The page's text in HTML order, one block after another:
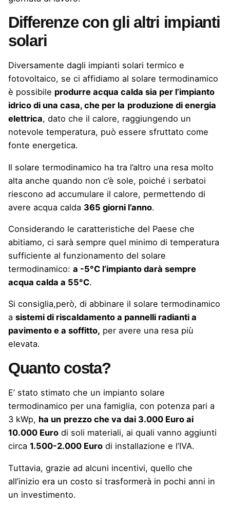
Differenze con gli altri impianti
solari
Diversamente dagli impianti solari termico e
fotovoltaico, se ci affidiamo al solare termodinamico
è possibile produrre acqua calda sia per l’impianto
idrico di una casa, che per la produzione di energia
elettrica, dato che il calore, raggiungendo un
notevole temperatura, può essere sfruttato come
fonte energetica.
Il solare termodinamico ha tra l’altro una resa molto
alta anche quando non c’è sole, poiché i serbatoi
riescono ad accumulare il calore, permettendo di
avere acqua calda 365 giorni l’anno.
Considerando le caratteristiche del Paese che
abitiamo, ci sarà sempre quel minimo di temperatura
sufficiente al funzionamento del solare
termodinamico: a -5°C l’impianto darà sempre
acqua calda a 55°C.
Si consiglia,però, di abbinare il solare termodinamico
a sistemi di riscaldamento a pannelli radianti a
pavimento e a soffitto, per avere una resa più
elevata.
Quanto costa?
E’ stato stimato che un impianto solare
termodinamico per una famiglia, con potenza pari a
3 kWp, ha un prezzo che va dai 3.000 Euro ai
10.000 Euro di soli materiali, ai quali vanno aggiunti
circa 1.500-2.000 Euro di installazione e l’IVA.
Tuttavia, grazie ad alcuni incentivi, quello che
all’inizio era un costo si trasformerà in pochi anni in
un investimento.